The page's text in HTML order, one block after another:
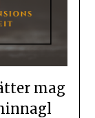
mag